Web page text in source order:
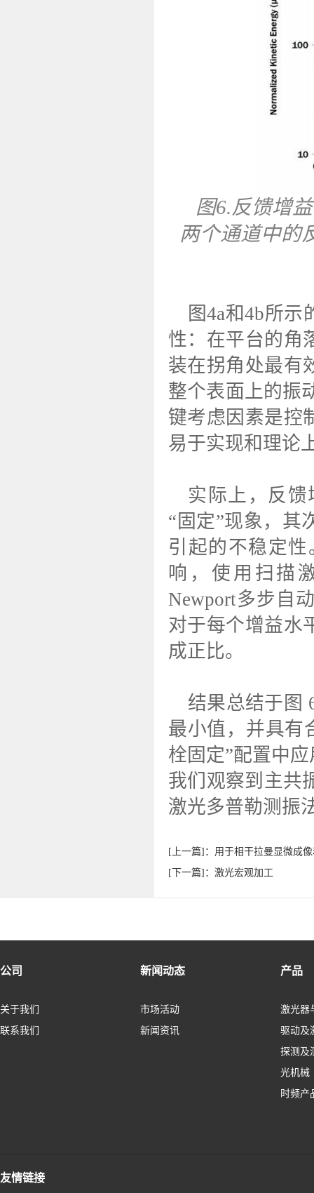
图6.反馈增
两个通道中的
图4a和4b所
性：在平台的角
装在拐角处最有
整个表面上的振
键考虑因素是控
易于实现和理论
实际上，反
“固定”现象，其
引起的不稳定
响，使用扫描
Newport多步自
对于每个增益水
成正比。
结果总结于图
最小值，并具有
栓固定”配置中
我们观察到主共
激光多普勒测振
[上一篇]：用于相干拉曼显微成
[下一篇]：激光宏观加工
公司
关于我们
联系我们
新闻动态
市场活动
新闻资讯
产品
激光器
驱动及
探测及
光机械
时频产
友情链接